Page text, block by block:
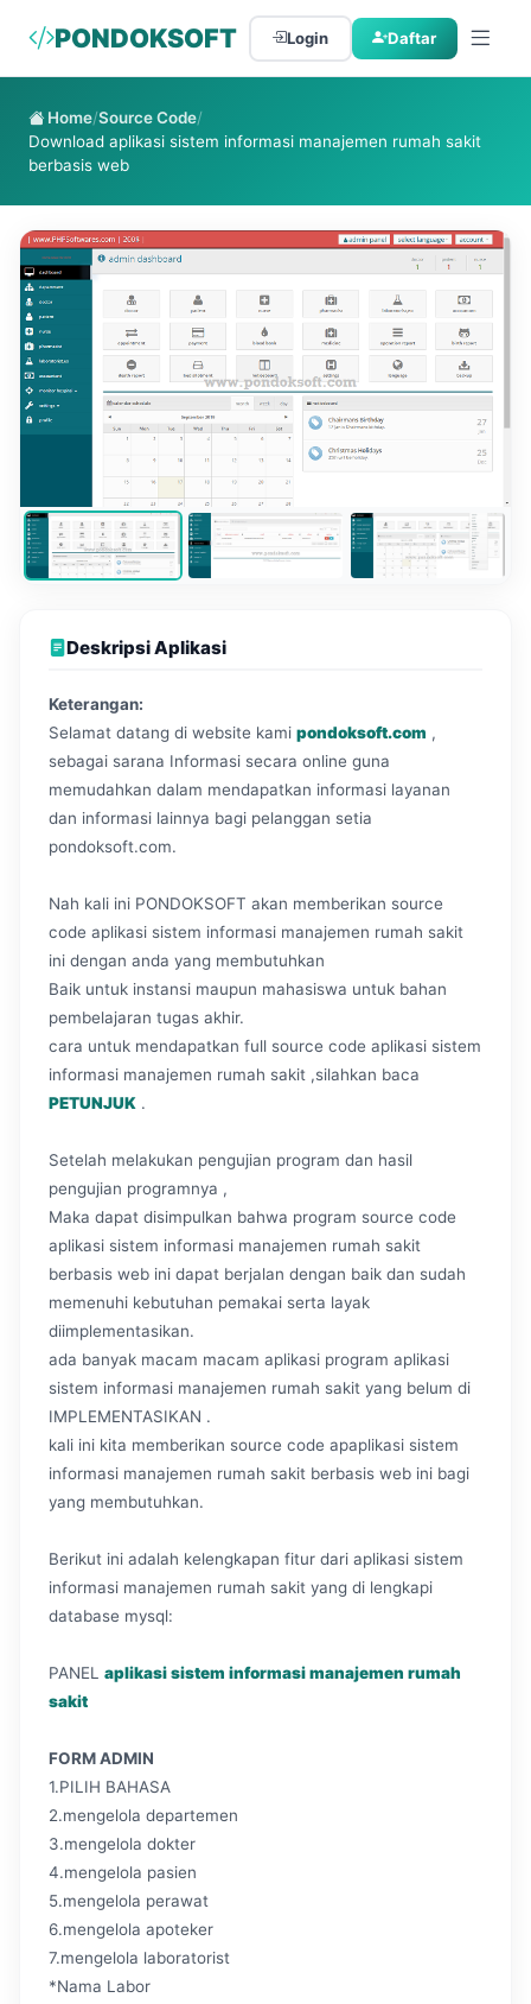
PONDOKSOFT Login Daftar
Home/Source Code/
Download aplikasi sistem informasi manajemen rumah sakit
berbasis web
Deskripsi Aplikasi
Keterangan:
Selamat datang di website kami pondoksoft.com ,
sebagai sarana Informasi secara online guna
memudahkan dalam mendapatkan informasi layanan
dan informasi lainnya bagi pelanggan setia
pondoksoft.com.
Nah kali ini PONDOKSOFT akan memberikan source
code aplikasi sistem informasi manajemen rumah sakit
ini dengan anda yang membutuhkan
Baik untuk instansi maupun mahasiswa untuk bahan
pembelajaran tugas akhir.
cara untuk mendapatkan full source code aplikasi sistem
informasi manajemen rumah sakit ,silahkan baca
PETUNJUK .
Setelah melakukan pengujian program dan hasil
pengujian programnya ,
Maka dapat disimpulkan bahwa program source code
aplikasi sistem informasi manajemen rumah sakit
berbasis web ini dapat berjalan dengan baik dan sudah
memenuhi kebutuhan pemakai serta layak
diimplementasikan.
ada banyak macam macam aplikasi program aplikasi
sistem informasi manajemen rumah sakit yang belum di
IMPLEMENTASIKAN .
kali ini kita memberikan source code apaplikasi sistem
informasi manajemen rumah sakit berbasis web ini bagi
yang membutuhkan.
Berikut ini adalah kelengkapan fitur dari aplikasi sistem
informasi manajemen rumah sakit yang di lengkapi
database mysql:
PANEL aplikasi sistem informasi manajemen rumah
sakit
FORM ADMIN
1.PILIH BAHASA
2.mengelola departemen
3.mengelola dokter
4.mengelola pasien
5.mengelola perawat
6.mengelola apoteker
7.mengelola laboratorist
*Nama Labor